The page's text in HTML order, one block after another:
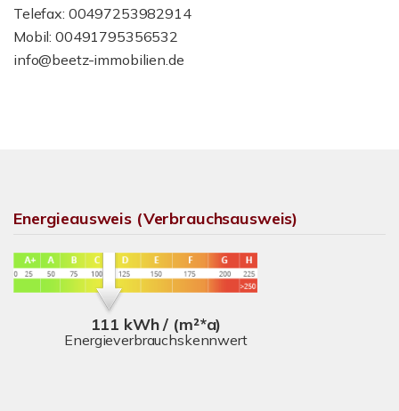
Telefax: 00497253982914
Mobil: 00491795356532
info@beetz-immobilien.de
Energieausweis (Verbrauchsausweis)
111 kWh / (m²*a)
Energieverbrauchskennwert